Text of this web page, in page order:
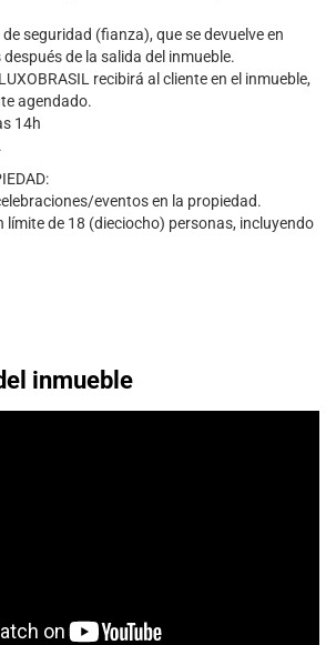
seguridad (fianza), que se devuelve en
de la salida del inmueble.
recibirá al cliente en el inmueble,
agendado.
14h
eventos en la propiedad.
límite de 18 (dieciocho) personas, incluyendo
inmueble